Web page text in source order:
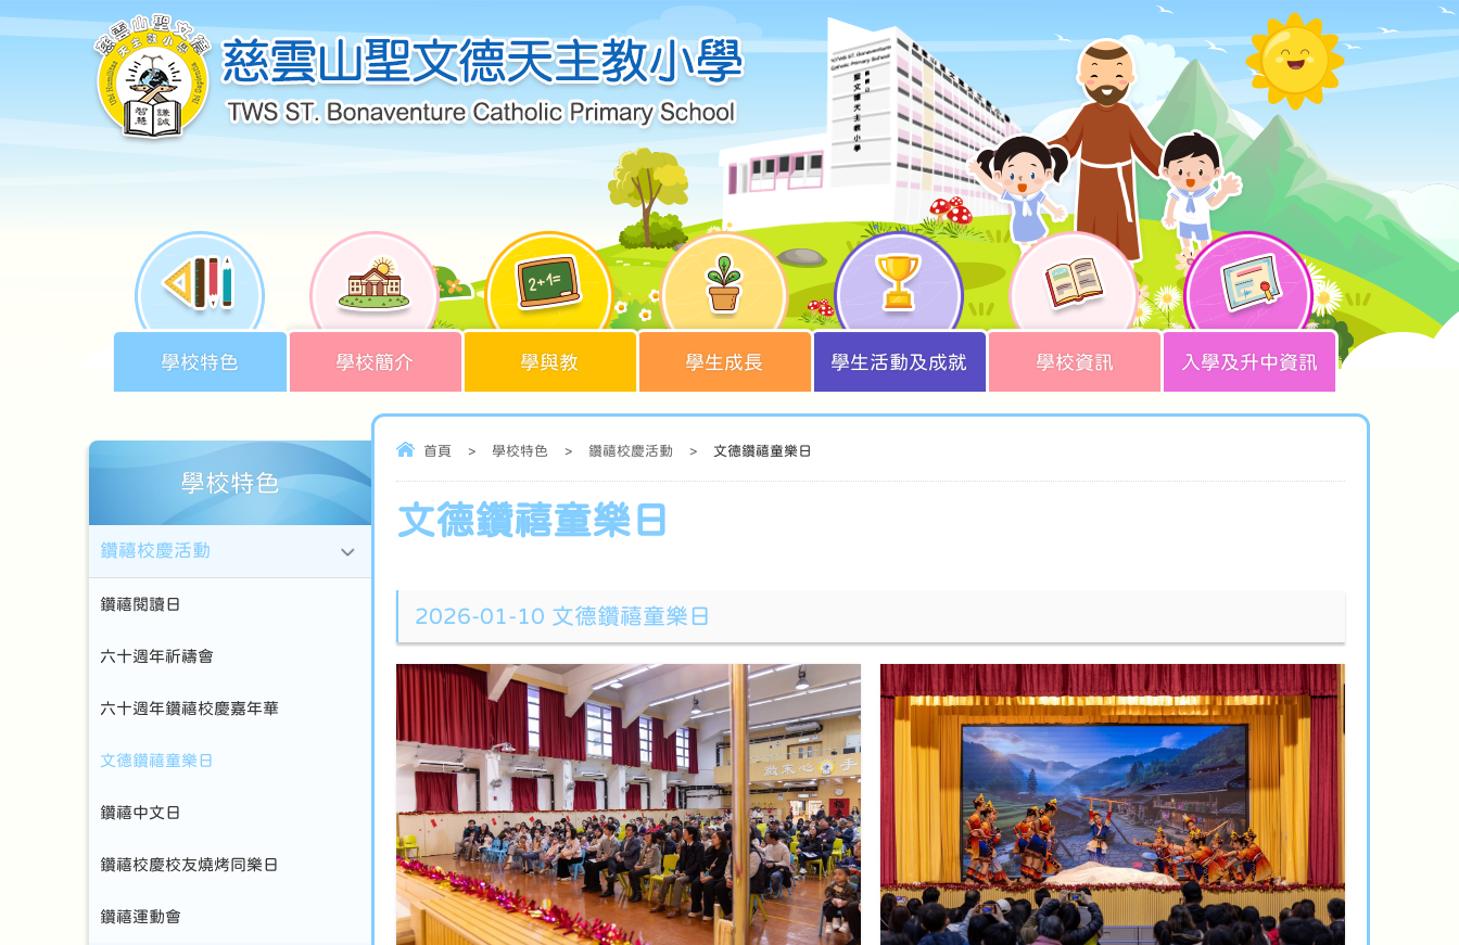
學校特色 學校簡介 學與教 學生成長 學生活動及成就 學校資訊 入學及升中資訊
首頁 > 學校特色 > 鑽禧校慶活動 > 文德鑽禧童樂日
文德鑽禧童樂日
2026-01-10 文德鑽禧童樂日
學校特色
鑽禧校慶活動
鑽禧閱讀日
六十週年祈禱會
六十週年鑽禧校慶嘉年華
文德鑽禧童樂日
鑽禧中文日
鑽禧校慶校友燒烤同樂日
鑽禧運動會